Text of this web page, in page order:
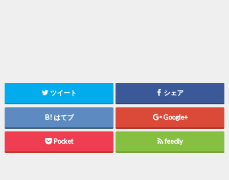
ツイート シェア
はてブ Google+
Pocket feedly